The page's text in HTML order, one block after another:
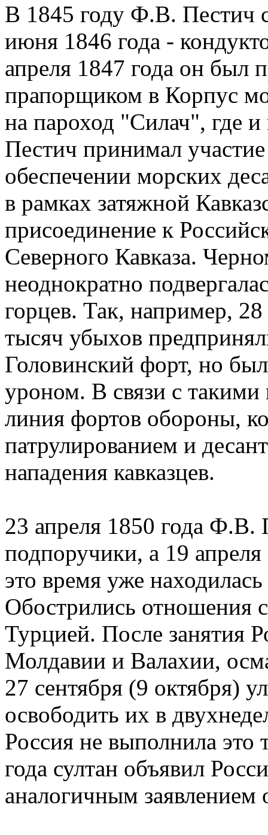
В 1845 году Ф.В. Пестич
июня 1846 года -
апреля 1847 года он был
прапорщиком в Корпус
на пароход "Силач", где
Пестич принимал
обеспечении морских
в рамках затяжной
присоединение к
Северного Кавказа.
неоднократно
горцев. Так, например,
тысяч убыхов
Головинский форт, но
уроном. В связи с
линия фортов обороны,
патрулированием и
нападения кавказцев.
23 апреля 1850 года Ф.В.
подпоручики, а 19
это время уже
Обострились отношения
Турцией. После занятия
Молдавии и Валахии,
27 сентября (9 октября)
освободить их в
Россия не выполнила это
года султан объявил
аналогичным заявлением